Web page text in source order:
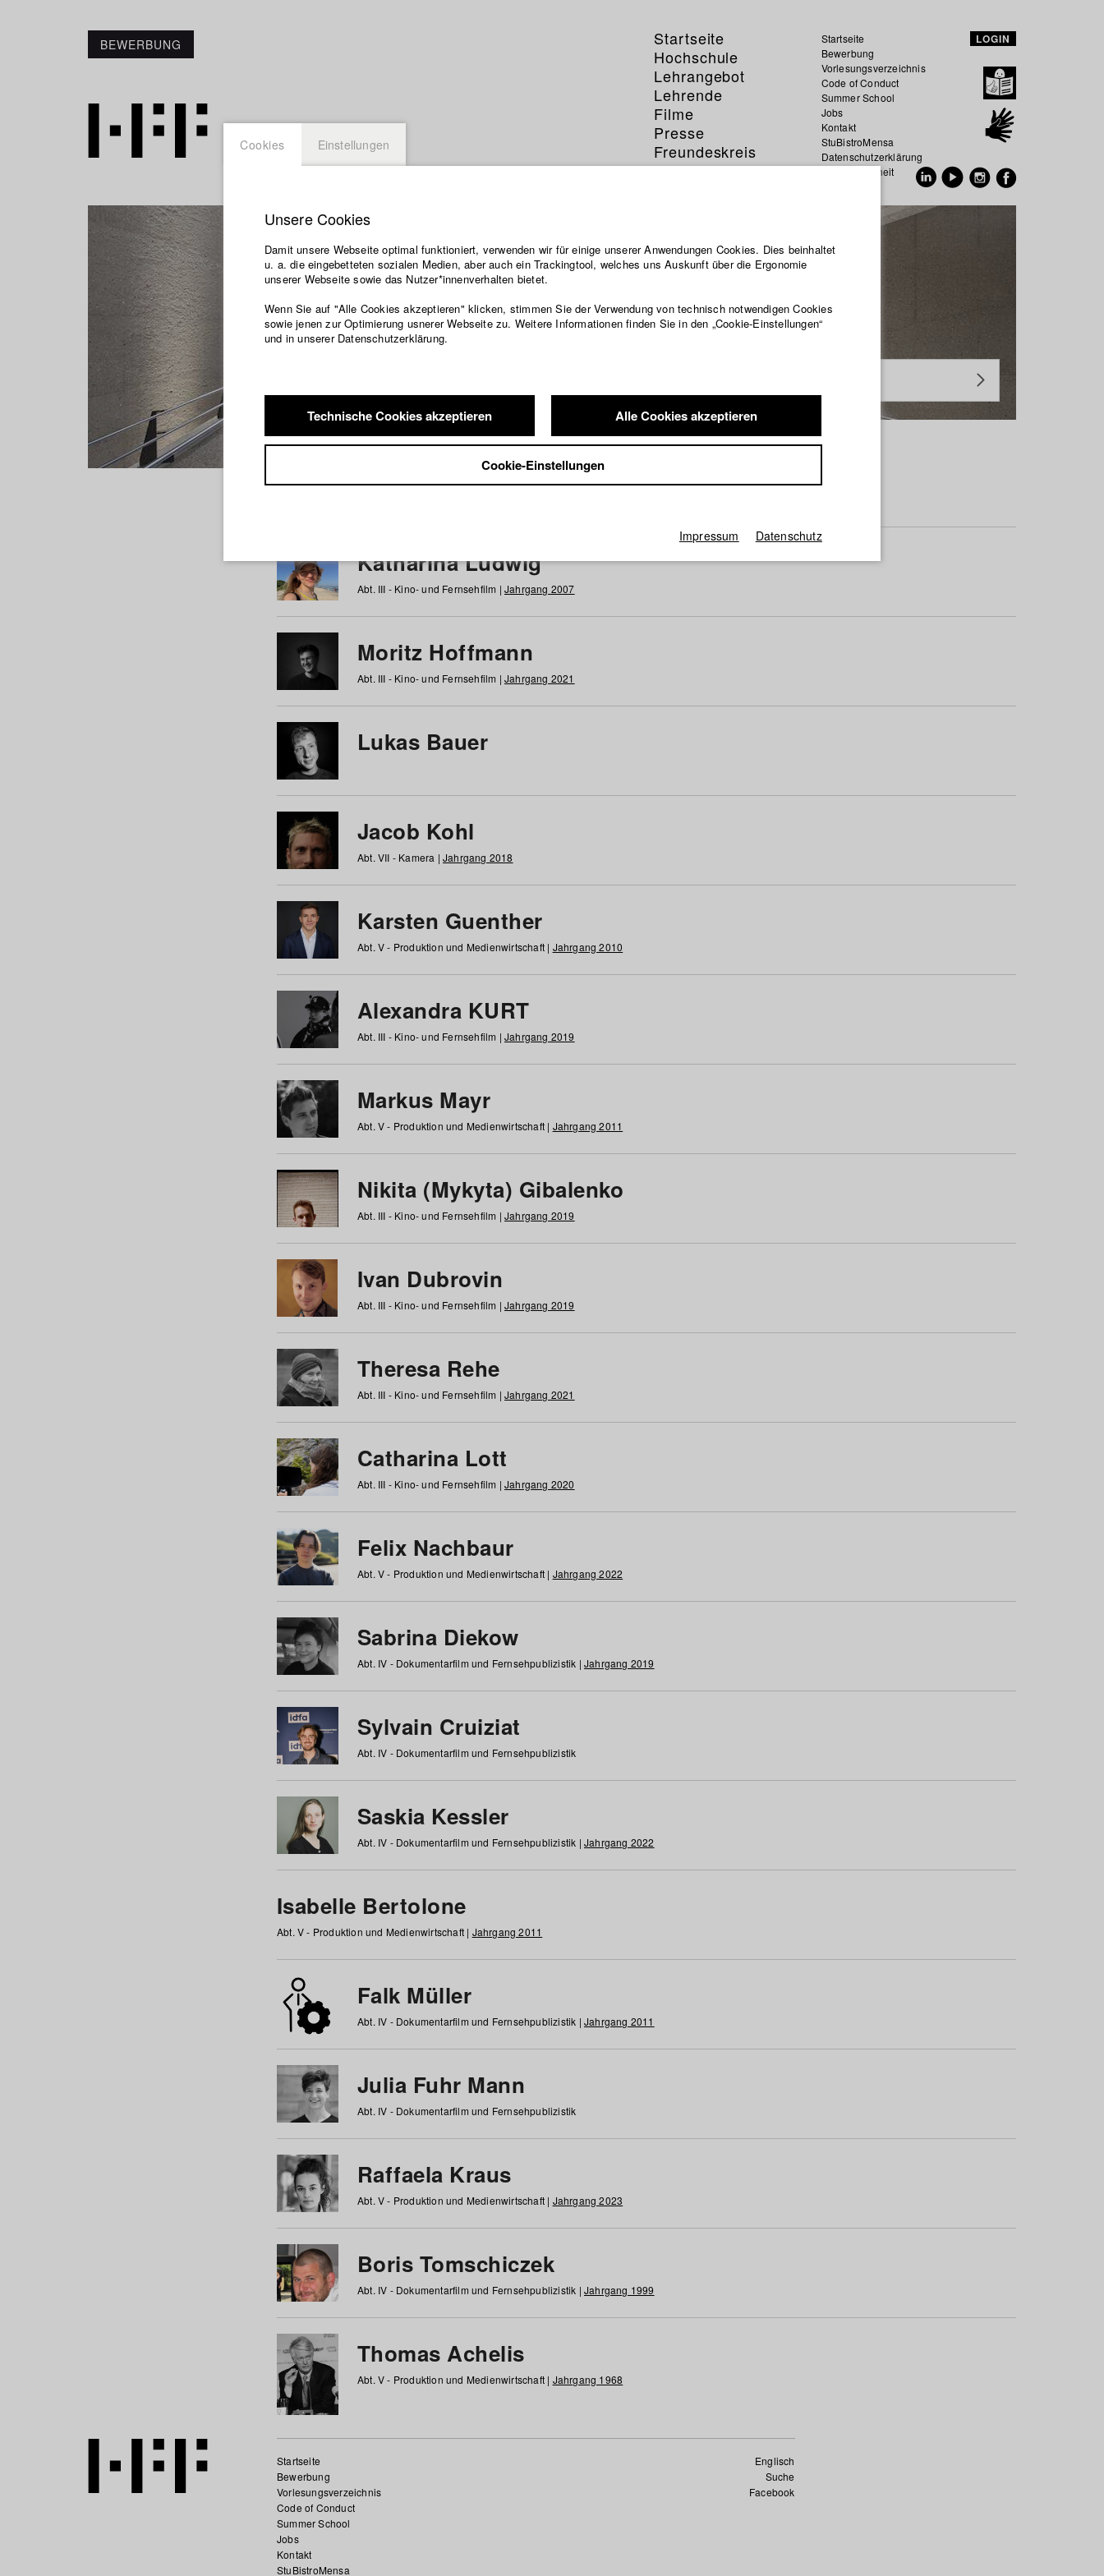
BEWERBUNG
Startseite
Hochschule
Lehrangebot
Lehrende
Filme
Presse
Freundeskreis
Service
Startseite
Bewerbung
Vorlesungsverzeichnis
Code of Conduct
Summer School
Jobs
Kontakt
StuBistroMensa
Datenschutzerklärung
Datensicherheit
LOGIN
Studierende / Alumni
a b c d e f g h i j k l m n o p q r s t u v w x y z Alle
Katharina Ludwig
Abt. III - Kino- und Fernsehfilm | Jahrgang 2007
Moritz Hoffmann
Abt. III - Kino- und Fernsehfilm | Jahrgang 2021
Lukas Bauer
Jacob Kohl
Abt. VII - Kamera | Jahrgang 2018
Karsten Guenther
Abt. V - Produktion und Medienwirtschaft | Jahrgang 2010
Alexandra KURT
Abt. III - Kino- und Fernsehfilm | Jahrgang 2019
Markus Mayr
Abt. V - Produktion und Medienwirtschaft | Jahrgang 2011
Nikita (Mykyta) Gibalenko
Abt. III - Kino- und Fernsehfilm | Jahrgang 2019
Ivan Dubrovin
Abt. III - Kino- und Fernsehfilm | Jahrgang 2019
Theresa Rehe
Abt. III - Kino- und Fernsehfilm | Jahrgang 2021
Catharina Lott
Abt. III - Kino- und Fernsehfilm | Jahrgang 2020
Felix Nachbaur
Abt. V - Produktion und Medienwirtschaft | Jahrgang 2022
Sabrina Diekow
Abt. IV - Dokumentarfilm und Fernsehpublizistik | Jahrgang 2019
Sylvain Cruiziat
Abt. IV - Dokumentarfilm und Fernsehpublizistik
Saskia Kessler
Abt. IV - Dokumentarfilm und Fernsehpublizistik | Jahrgang 2022
Isabelle Bertolone
Abt. V - Produktion und Medienwirtschaft | Jahrgang 2011
Falk Müller
Abt. IV - Dokumentarfilm und Fernsehpublizistik | Jahrgang 2011
Julia Fuhr Mann
Abt. IV - Dokumentarfilm und Fernsehpublizistik
Raffaela Kraus
Abt. V - Produktion und Medienwirtschaft | Jahrgang 2023
Boris Tomschiczek
Abt. IV - Dokumentarfilm und Fernsehpublizistik | Jahrgang 1999
Thomas Achelis
Abt. V - Produktion und Medienwirtschaft | Jahrgang 1968
Englisch
Suche
Facebook
Startseite
Bewerbung
Vorlesungsverzeichnis
Code of Conduct
Summer School
Jobs
Kontakt
StuBistroMensa
Cookies Einstellungen
Unsere Cookies
Damit unsere Webseite optimal funktioniert, verwenden wir für einige unserer Anwendungen Cookies. Dies beinhaltet
u. a. die eingebetteten sozialen Medien, aber auch ein Trackingtool, welches uns Auskunft über die Ergonomie
unserer Webseite sowie das Nutzer*innenverhalten bietet.
Wenn Sie auf "Alle Cookies akzeptieren" klicken, stimmen Sie der Verwendung von technisch notwendigen Cookies
sowie jenen zur Optimierung usnerer Webseite zu. Weitere Informationen finden Sie in den „Cookie-Einstellungen“
und in unserer Datenschutzerklärung.
Technische Cookies akzeptieren Alle Cookies akzeptieren
Cookie-Einstellungen
Impressum Datenschutz